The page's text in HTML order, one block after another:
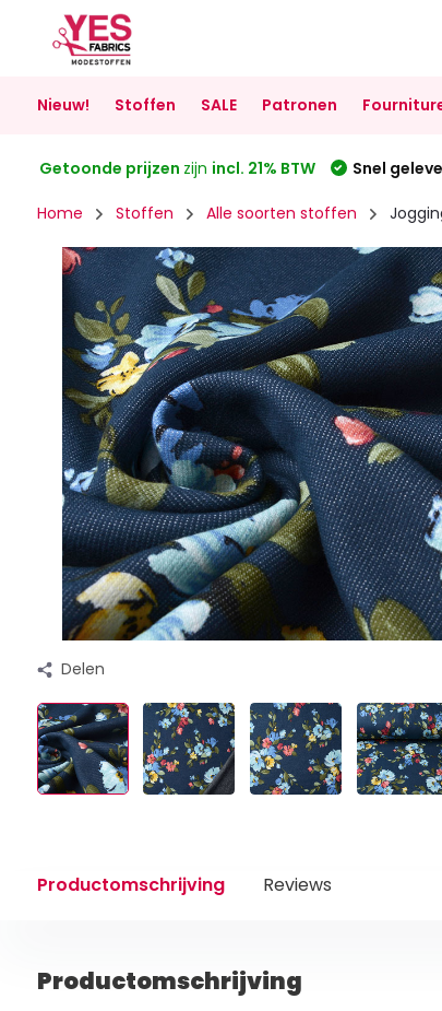
Nieuw! Stoffen SALE Patronen
Getoonde prijzen zijn incl. 21% BTW Snel
Home Stoffen Alle soorten stoffen
Delen
Productomschrijving Reviews
Productomschrijving